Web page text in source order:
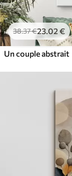
38.37€23.02 €
Un couple abstrait